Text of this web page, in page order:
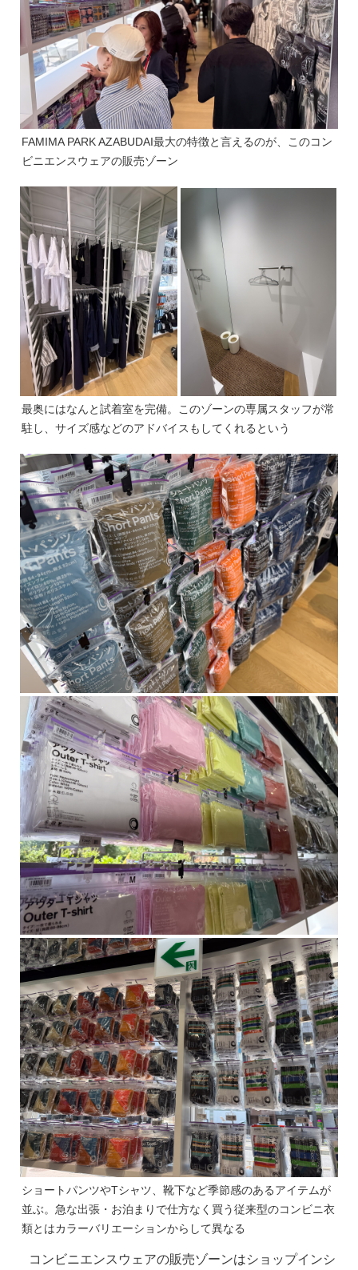
FAMIMA PARK AZABUDAI最大の特徴と言えるのが、このコン
ビニエンスウェアの販売ゾーン
最奥にはなんと試着室を完備。このゾーンの専属スタッフが常
駐し、サイズ感などのアドバイスもしてくれるという
ショートパンツやTシャツ、靴下など季節感のあるアイテムが
並ぶ。急な出張・お泊まりで仕方なく買う従来型のコンビニ衣
類とはカラーバリエーションからして異なる
コンビニエンスウェアの販売ゾーンはショップインシ